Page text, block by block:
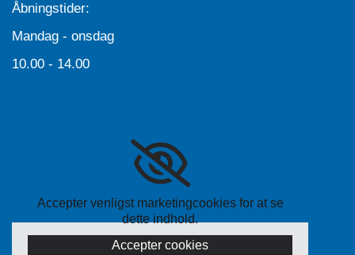
Åbningstider:
Mandag - onsdag
10.00 - 14.00
Accepter venligst marketingcookies for at se
dette indhold.
Accepter cookies